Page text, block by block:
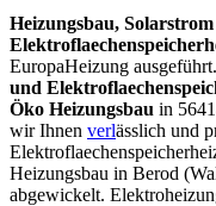
Heizungsbau,
EuropaHeizung
und
Öko Heizungsbau in
wir Ihnen verlässlich und
Heizungsbau in Berod
abgewickelt.